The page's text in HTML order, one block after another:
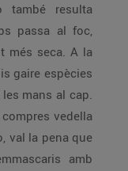
resulta
passa al foc,
més seca. A la
gaire espècies
mans al cap.
vedella
val la pena que
amb